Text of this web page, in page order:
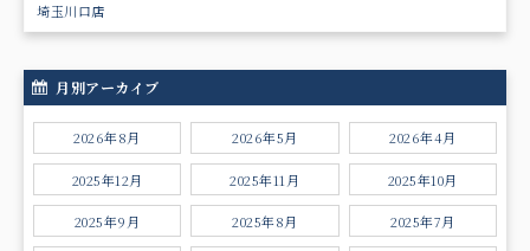
埼玉川口店
月別アーカイブ
2026年8月 2026年5月 2026年4月
2025年12月 2025年11月 2025年10月
2025年9月 2025年8月 2025年7月